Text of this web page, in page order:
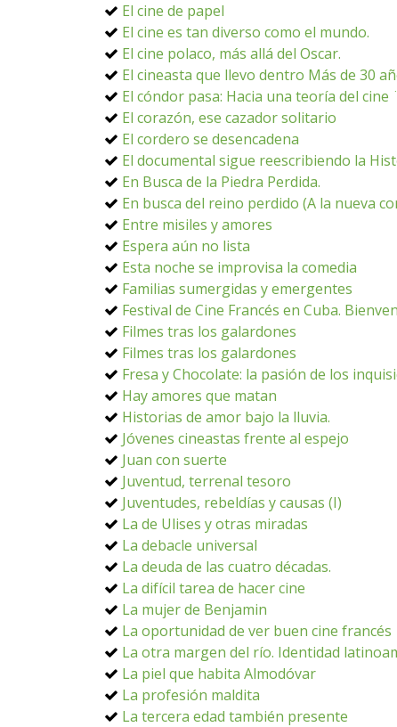
El cine de papel
El cine es tan diverso como el mundo.
El cine polaco, más allá del Oscar.
El cineasta que llevo dentro Más de 30
El cóndor pasa: Hacia una teoría del
El corazón, ese cazador solitario
El cordero se desencadena
El documental sigue reescribiendo la
En Busca de la Piedra Perdida.
En busca del reino perdido (A la nueva
Entre misiles y amores
Espera aún no lista
Esta noche se improvisa la comedia
Familias sumergidas y emergentes
Festival de Cine Francés en Cuba.
Filmes tras los galardones
Filmes tras los galardones
Fresa y Chocolate: la pasión de los
Hay amores que matan
Historias de amor bajo la lluvia.
Jóvenes cineastas frente al espejo
Juan con suerte
Juventud, terrenal tesoro
Juventudes, rebeldías y causas (I)
La de Ulises y otras miradas
La debacle universal
La deuda de las cuatro décadas.
La difícil tarea de hacer cine
La mujer de Benjamin
La oportunidad de ver buen cine francés
La otra margen del río. Identidad
La piel que habita Almodóvar
La profesión maldita
La tercera edad también presente